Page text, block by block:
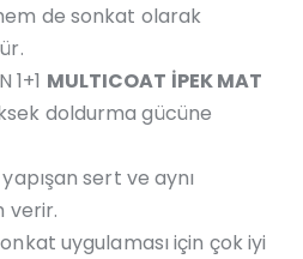
de sonkat olarak
1+1 MULTICOAT İPEK MAT
doldurma gücüne
sert ve aynı
verir.
uygulaması için çok iyi